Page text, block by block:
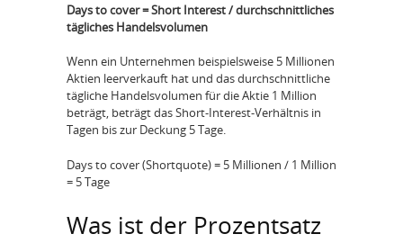
Days to cover = Short Interest / durchschnittliches
tägliches Handelsvolumen
Wenn ein Unternehmen beispielsweise 5 Millionen
Aktien leerverkauft hat und das durchschnittliche
tägliche Handelsvolumen für die Aktie 1 Million
beträgt, beträgt das Short-Interest-Verhältnis in
Tagen bis zur Deckung 5 Tage.
Days to cover (Shortquote) = 5 Millionen / 1 Million
= 5 Tage
Was ist der Prozentsatz